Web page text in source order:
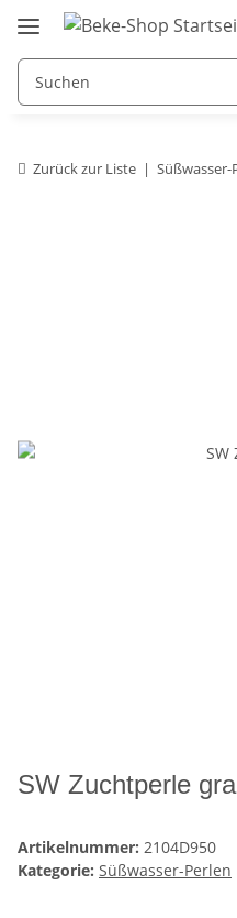
Zurück zur Liste Süßwasser-
SW Zuchtperle
Artikelnummer: 2104D950
Kategorie: Süßwasser-Perlen